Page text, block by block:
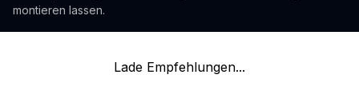
montieren lassen.
Lade Empfehlungen...